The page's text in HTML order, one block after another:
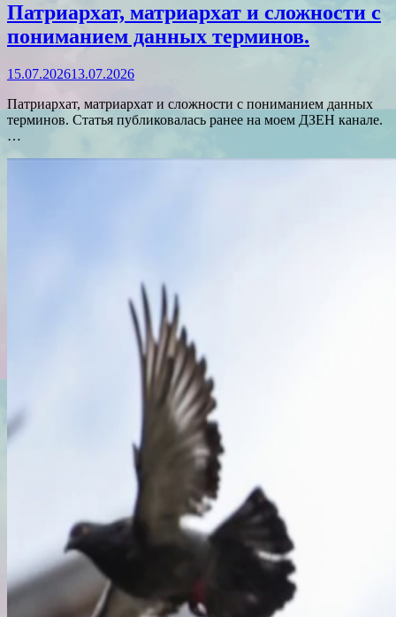
Патриархат, матриархат и сложности с
пониманием данных терминов.
15.07.202613.07.2026
Патриархат, матриархат и сложности с пониманием данных
терминов. Статья публиковалась ранее на моем ДЗЕН канале.
…